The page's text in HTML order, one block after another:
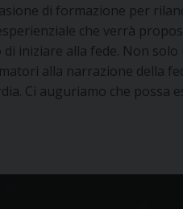
di formazione per
che verrà
iniziare alla fede. Non
alla narrazione della
Ci auguriamo che possa